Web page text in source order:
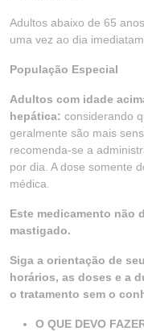
Adultos abaixo de 65
uma vez ao dia
População Especial
Adultos com idade
hepática: considerando
geralmente são mais
recomenda-se a
por dia. A dose somente
médica.
Este medicamento não
mastigado.
Siga a orientação de
horários, as doses e a
o tratamento sem o
O QUE DEVO